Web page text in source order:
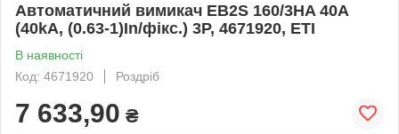
Автоматичний вимикач EB2S 160/3HA 40A
(40kA, (0.63-1)In/фікс.) 3P, 4671920, ETI
В наявності
Код: 4671920
Роздріб
7 633,90 ₴